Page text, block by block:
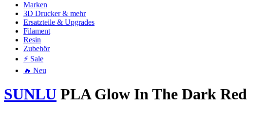
Marken
3D Drucker & mehr
Ersatzteile & Upgrades
Filament
Resin
Zubehör
⚡ Sale
🔥 Neu
SUNLU PLA Glow In The Dark Red